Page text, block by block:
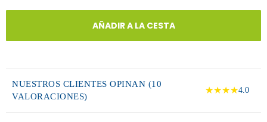
AÑADIR A LA CESTA
NUESTROS CLIENTES OPINAN (10
VALORACIONES)
★★★★4.0